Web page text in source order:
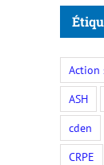
Action
ASH
cden
CRPE